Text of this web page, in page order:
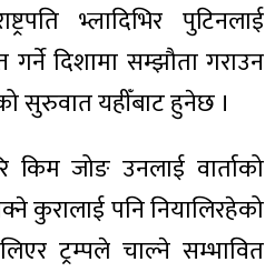
भ्लादिभिर पुटिनलाई
दिशामा सम्झौता गराउन
यहीँबाट हुनेछ ।
किम जोङ उनलाई वार्ताको
कुरालाई पनि नियालिरहेको
ट्रम्पले चाल्ने सम्भावित